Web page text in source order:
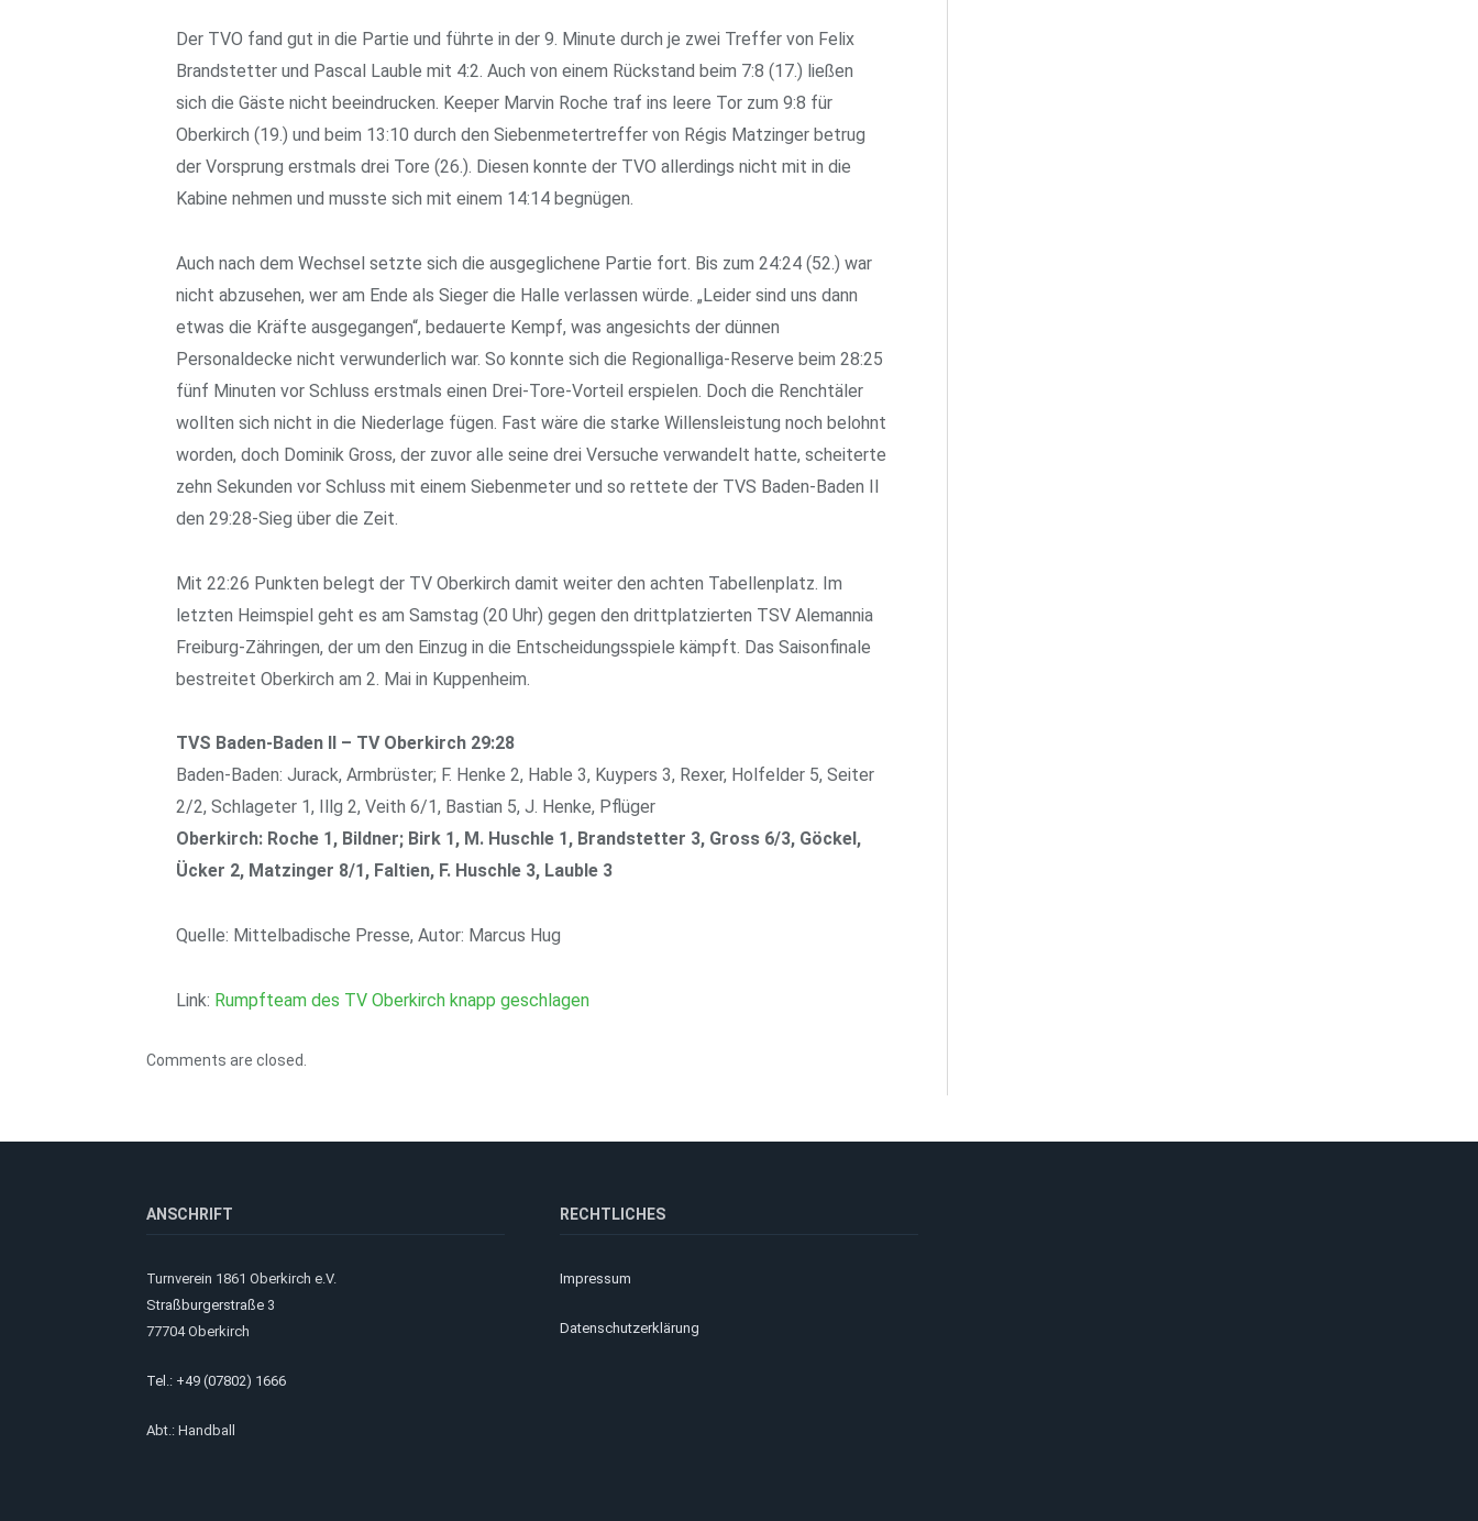
Der TVO fand gut in die Partie und führte in der 9. Minute durch je zwei Treffer von Felix
Brandstetter und Pascal Lauble mit 4:2. Auch von einem Rückstand beim 7:8 (17.) ließen
sich die Gäste nicht beeindrucken. Keeper Marvin Roche traf ins leere Tor zum 9:8 für
Oberkirch (19.) und beim 13:10 durch den Siebenmetertreffer von Régis Matzinger betrug
der Vorsprung erstmals drei Tore (26.). Diesen konnte der TVO allerdings nicht mit in die
Kabine nehmen und musste sich mit einem 14:14 begnügen.
Auch nach dem Wechsel setzte sich die ausgeglichene Partie fort. Bis zum 24:24 (52.) war
nicht abzusehen, wer am Ende als Sieger die Halle verlassen würde. „Leider sind uns dann
etwas die Kräfte ausgegangen“, bedauerte Kempf, was angesichts der dünnen
Personaldecke nicht verwunderlich war. So konnte sich die Regionalliga-Reserve beim 28:25
fünf Minuten vor Schluss erstmals einen Drei-Tore-Vorteil erspielen. Doch die Renchtäler
wollten sich nicht in die Niederlage fügen. Fast wäre die starke Willensleistung noch belohnt
worden, doch Dominik Gross, der zuvor alle seine drei Versuche verwandelt hatte, scheiterte
zehn Sekunden vor Schluss mit einem Siebenmeter und so rettete der TVS Baden-Baden II
den 29:28-Sieg über die Zeit.
Mit 22:26 Punkten belegt der TV Oberkirch damit weiter den achten Tabellenplatz. Im
letzten Heimspiel geht es am Samstag (20 Uhr) gegen den drittplatzierten TSV Alemannia
Freiburg-Zähringen, der um den Einzug in die Entscheidungsspiele kämpft. Das Saisonfinale
bestreitet Oberkirch am 2. Mai in Kuppenheim.
TVS Baden-Baden II – TV Oberkirch 29:28
Baden-Baden: Jurack, Armbrüster; F. Henke 2, Hable 3, Kuypers 3, Rexer, Holfelder 5, Seiter
2/2, Schlageter 1, Illg 2, Veith 6/1, Bastian 5, J. Henke, Pflüger
Oberkirch: Roche 1, Bildner; Birk 1, M. Huschle 1, Brandstetter 3, Gross 6/3, Göckel,
Ücker 2, Matzinger 8/1, Faltien, F. Huschle 3, Lauble 3
Quelle: Mittelbadische Presse, Autor: Marcus Hug
Link: Rumpfteam des TV Oberkirch knapp geschlagen
Comments are closed.
ANSCHRIFT
Turnverein 1861 Oberkirch e.V.
Straßburgerstraße 3
77704 Oberkirch
Tel.: +49 (07802) 1666
Abt.: Handball
RECHTLICHES
Impressum
Datenschutzerklärung